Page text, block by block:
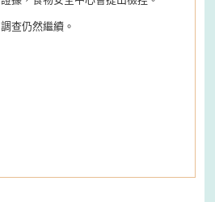
調查仍然繼續。